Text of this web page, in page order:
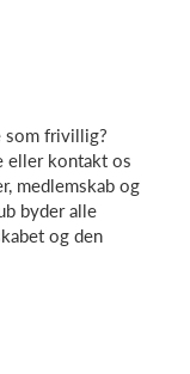
som frivillig?
eller kontakt os
medlemskab og
byder alle
og den